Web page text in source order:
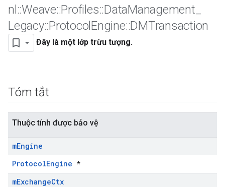
nl ::Weave::Profiles::DataManagement
Legacy::Protocol Engine::DMTransaction
Đây là một lớp trừu tượng.
Tóm tắt
Thuộc tính được bảo vệ
mEngine
ProtocolEngine *
mExchangeCtx